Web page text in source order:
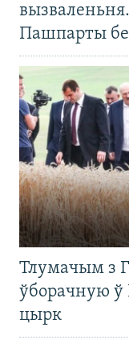
Пашпарты
Тлумачым з
ўборачную ў
цырк